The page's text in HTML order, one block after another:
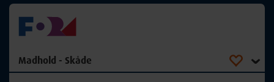
Madhold - Skåde